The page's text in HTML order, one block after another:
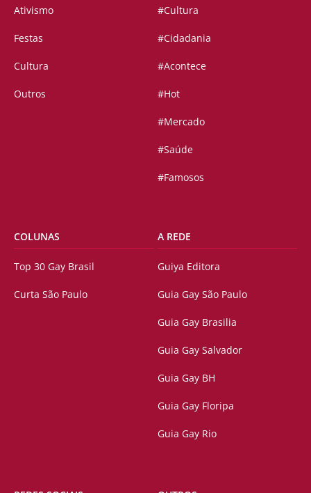
Ativismo
Festas
Cultura
Outros
#Cultura
#Cidadania
#Acontece
#Hot
#Mercado
#Saúde
#Famosos
COLUNAS
Top 30 Gay Brasil
Curta São Paulo
A REDE
Guiya Editora
Guia Gay São Paulo
Guia Gay Brasilia
Guia Gay Salvador
Guia Gay BH
Guia Gay Floripa
Guia Gay Rio